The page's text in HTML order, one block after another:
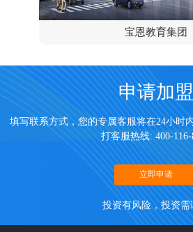
宝恩教育集团
申请加盟
填写联系方式，您的专属客服将在24小时
打客服热线: 400-116-
立即申请
投资有风险，投资需